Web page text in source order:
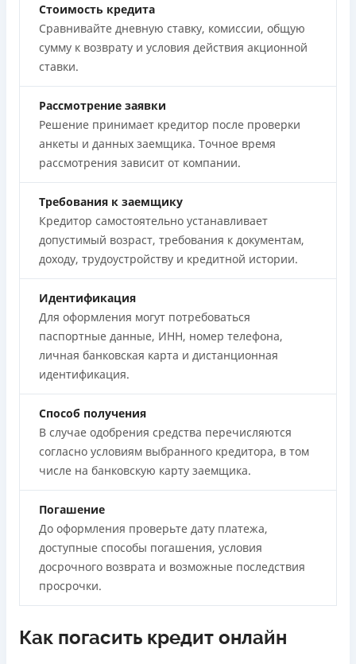
Стоимость кредита
Сравнивайте дневную ставку, комиссии, общую
сумму к возврату и условия действия акционной
ставки.
Рассмотрение заявки
Решение принимает кредитор после проверки
анкеты и данных заемщика. Точное время
рассмотрения зависит от компании.
Требования к заемщику
Кредитор самостоятельно устанавливает
допустимый возраст, требования к документам,
доходу, трудоустройству и кредитной истории.
Идентификация
Для оформления могут потребоваться
паспортные данные, ИНН, номер телефона,
личная банковская карта и дистанционная
идентификация.
Способ получения
В случае одобрения средства перечисляются
согласно условиям выбранного кредитора, в том
числе на банковскую карту заемщика.
Погашение
До оформления проверьте дату платежа,
доступные способы погашения, условия
досрочного возврата и возможные последствия
просрочки.
Как погасить кредит онлайн